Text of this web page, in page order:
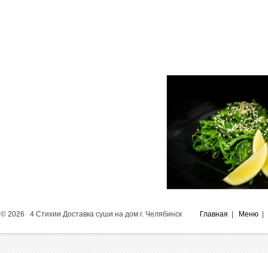
© 2026 4 Стихии Доставка суши на дом г. Челябинск Главная Меню